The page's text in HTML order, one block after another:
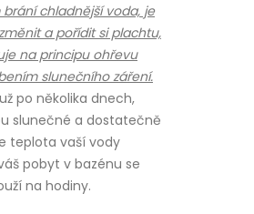
chladnější voda, je
a pořídit si plachtu,
na principu ohřevu
slunečního záření.
po několika dnech,
slunečné a dostatečně
teplota vaší vody
pobyt v bazénu se
na hodiny.